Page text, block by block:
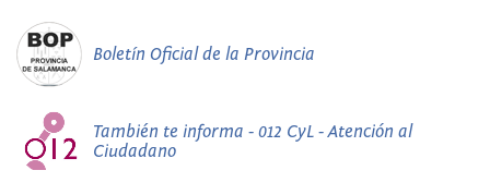
Boletín Oficial de la Provincia
También te informa - 012 CyL - Atención al
Ciudadano